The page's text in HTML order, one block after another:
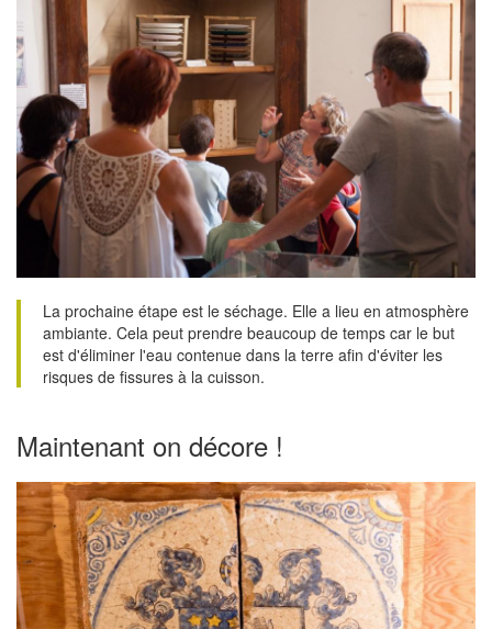
La prochaine étape est le séchage. Elle a lieu en atmosphère
ambiante. Cela peut prendre beaucoup de temps car le but
est d'éliminer l'eau contenue dans la terre afin d'éviter les
risques de fissures à la cuisson.
Maintenant on décore !